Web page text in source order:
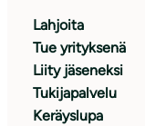
Lahjoita
Tue yrityksenä
Liity jäseneksi
Tukijapalvelu
Keräyslupa